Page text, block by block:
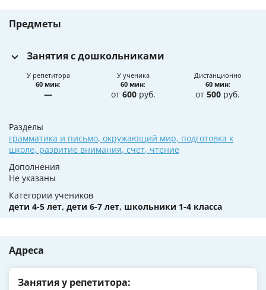
Предметы
Занятия с дошкольниками
У репетитора
60 мин:
—
У ученика
60 мин:
от 600руб.
Дистанционно
60 мин:
от500 руб.
Разделы
грамматика и письмо, окружающий мир, подготовка к
школе, развитие внимания, счет, чтение
Дополнения
Не указаны
Категории учеников
дети 4-5 лет, дети 6-7 лет, школьники 1-4 класса
Адреса
Занятия у репетитора: